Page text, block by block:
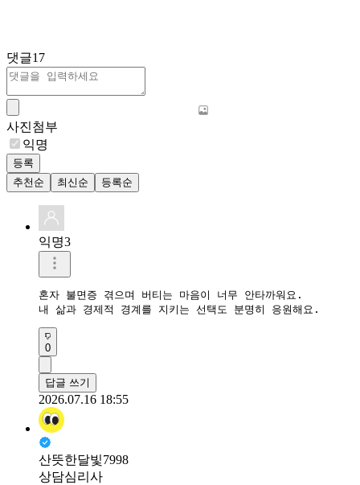
댓글17
사진첨부
익명
등록
추천순
최신순 등록순
익명3
혼자 불면증 겪으며 버티는 마음이 너무 안타까워요.
내 삶과 경제적 경계를 지키는 선택도 분명히 응원해요.
0
답글 쓰기
2026.07.16 18:55
산뜻한달빛7998
상담심리사